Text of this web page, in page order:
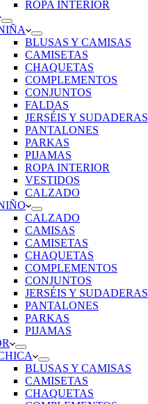
ROPA INTERIOR
BLUSAS Y CAMISAS
CAMISETAS
CHAQUETAS
COMPLEMENTOS
CONJUNTOS
FALDAS
JERSÉIS Y SUDADERAS
PANTALONES
PARKAS
PIJAMAS
ROPA INTERIOR
VESTIDOS
CALZADO
CALZADO
CAMISAS
CAMISETAS
CHAQUETAS
COMPLEMENTOS
CONJUNTOS
JERSÉIS Y SUDADERAS
PANTALONES
PARKAS
PIJAMAS
BLUSAS Y CAMISAS
CAMISETAS
CHAQUETAS